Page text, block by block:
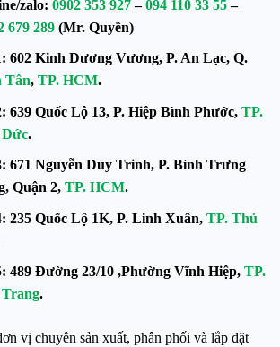
zalo: 0902 353 927–094 110 33 55–
679 289(Mr. Quyền)
602 Kinh Dương Vương, P. An Lạc, Q.
Tân, TP. HCM.
639 Quốc Lộ 13, P. Hiệp Bình Phước, TP.
Đức.
671 Nguyễn Duy Trinh, P. Bình Trưng
Quận 2, TP. HCM.
235 Quốc Lộ 1K, P. Linh Xuân, TP. Thủ
489 Đường 23/10 ,Phường Vĩnh Hiệp, TP.
.
vị chuyên sản xuất, phân phối và lắp đặt